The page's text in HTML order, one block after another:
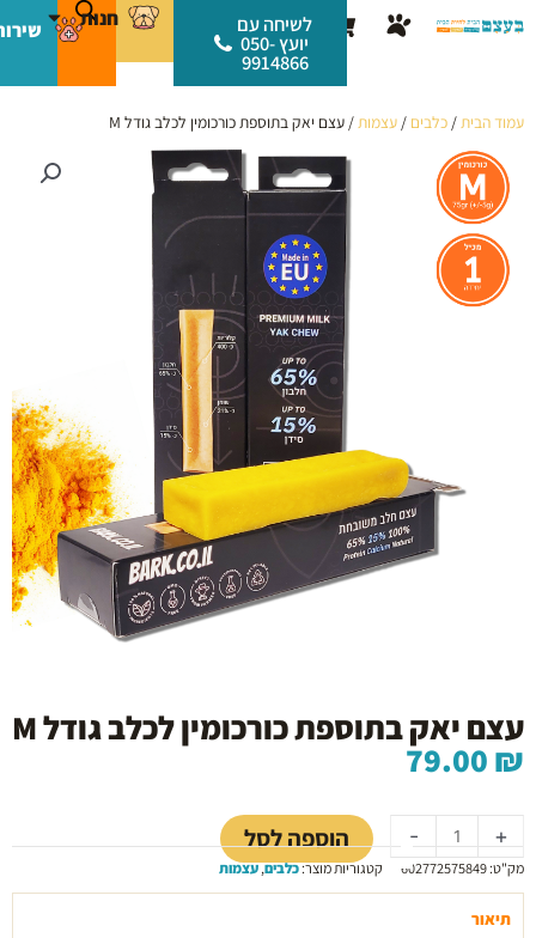
לתוכן
עגלת
קניות
לשיחה עם
יועץ 050-
9914866
חנות
עמוד הבית/ כלבים / עצמות/ עצם יאק בתוספת כורכומין לכלב גודל M
עצם יאק בתוספת כורכומין לכלב גודל M
79.00₪
-
של
עצם
יאק
בתוספת
+ הוספה לסל
מק"ט:602772575849 קטגוריות מוצר:כלבים,עצמות
תיאור